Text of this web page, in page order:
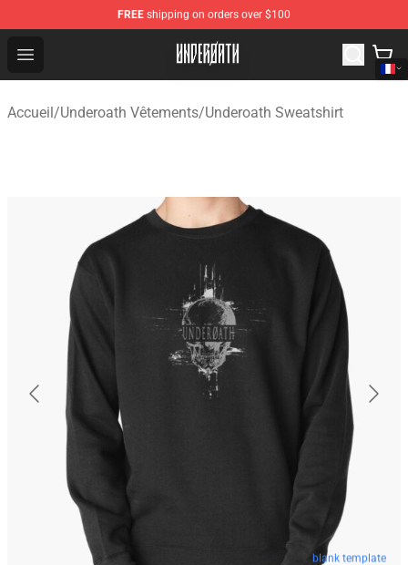
FREE shipping on orders over $100
Open menu
Underoath Store - Official Underoath Merchandise Shop
Accueil/Underoath Vêtements/Underoath Sweatshirt
blank template